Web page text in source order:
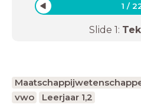
1 /
Slide 1:
vwo
Leerjaar 1,2